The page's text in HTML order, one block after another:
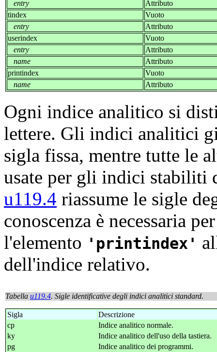
entry
Attributo
tindex
Vuoto
entry
Attributo
userindex
Vuoto
entry
Attributo
name
Attributo
printindex
Vuoto
name
Attributo
Ogni indice analitico si
lettere. Gli indici analitici
sigla fissa, mentre tutte le
usate per gli indici stabiliti
u119.4 riassume le sigle
conoscenza è necessaria
l'elemento
printindex
dell'indice relativo.
Tabella u119.4. Sigle identificative degli indici analitici standard.
Sigla
Descrizione
cp
Indice analitico normale.
ky
Indice analitico dell'uso della tastiera.
pg
Indice analitico dei programmi.